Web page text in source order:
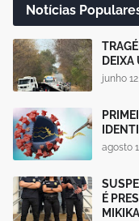
Notícias
junho
agosto
É
MIKIKA